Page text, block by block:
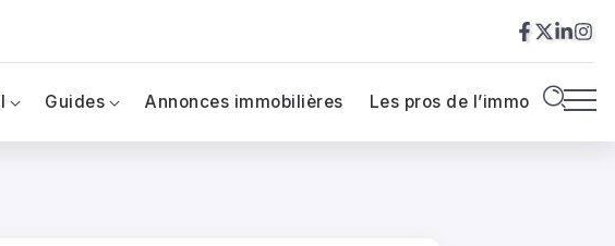
Guides Annonces immobilières Les pros de l’immo